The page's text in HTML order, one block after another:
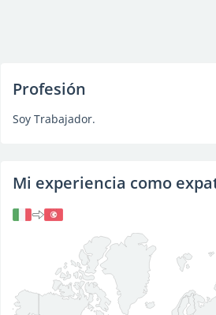
Profesión
Soy Trabajador.
Mi experiencia como